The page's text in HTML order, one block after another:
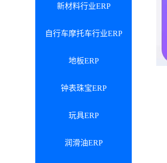
新材料行业ERP
自行车摩托车行业ERP
地板ERP
钟表珠宝ERP
玩具ERP
润滑油ERP